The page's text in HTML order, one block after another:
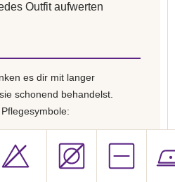
Outfit aufwerten
es dir mit langer
schonend behandelst.